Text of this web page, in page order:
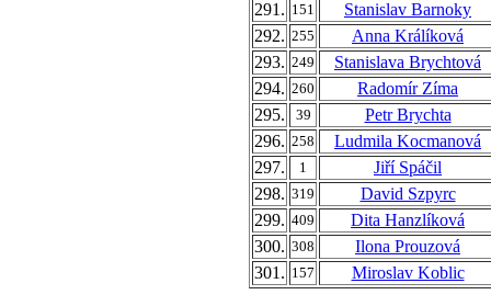
291. 151
Stanislav Barnoky
292. 255
Anna Králíková
293. 249
Stanislava Brychtová
294. 260
Radomír Zíma
295.
39
Petr Brychta
296. 258
Ludmila Kocmanová
297.
1
Jiří Spáčil
298. 319
David Szpyrc
299. 409
Dita Hanzlíková
300. 308
Ilona Prouzová
301. 157 Miroslav Koblic